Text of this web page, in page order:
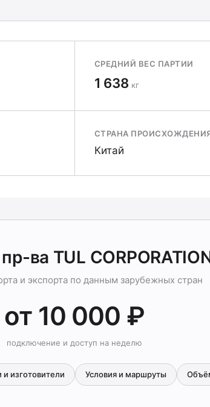
СРЕДНИЙ ВЕС ПАРТИИ
1 638 кг
СТРАНА
Китай
ва TUL
и экспорта по данным зарубежных стран
от 10 000 ₽
подключение и доступ на неделю
изготовители Условия и маршруты